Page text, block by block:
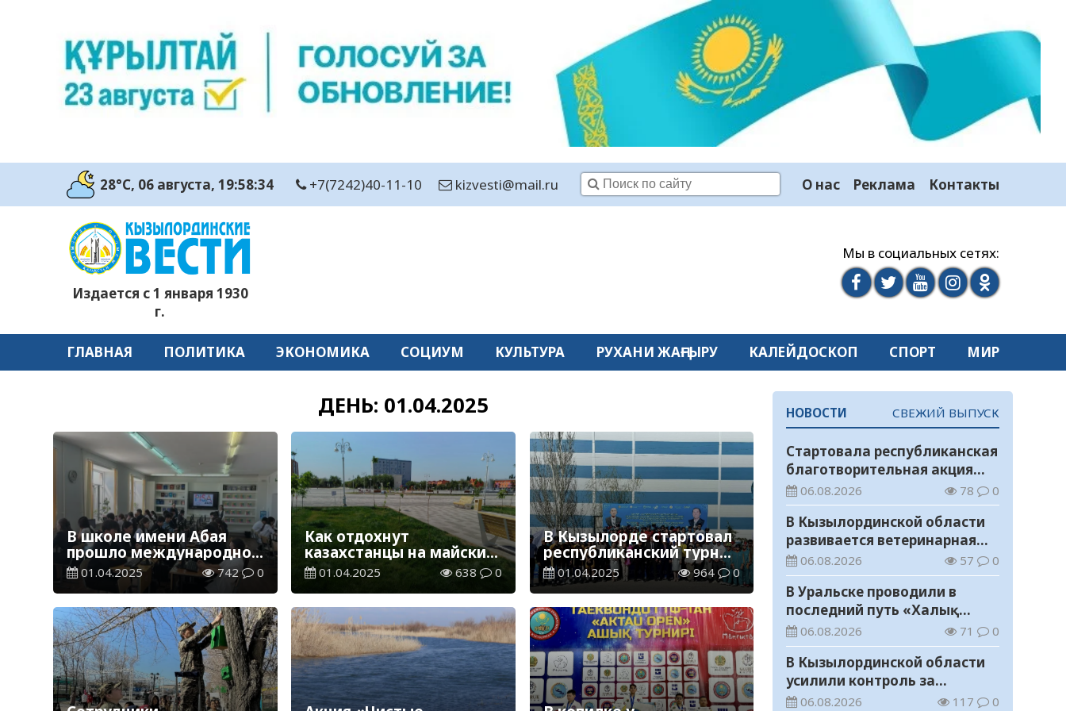
28°C, 06 августа, 19:58:35 +7(7242)40-11-10 kizvesti@mail.ru О нас Реклама Контакты
Издается с 1 января 1930
г.
Мы в социальных сетях:
ГЛАВНАЯ ПОЛИТИКА ЭКОНОМИКА СОЦИУМ КУЛЬТУРА РУХАНИ ЖАҢҒЫРУ КАЛЕЙДОСКОП СПОРТ МИР
ДЕНЬ: 01.04.2025
В школе имени Абая
прошло международное
исследование “PISA –
2025”
01.04.2025 742 0
Как отдохнут
казахстанцы на майские
праздники
01.04.2025 638 0
В Кызылорде стартовал
республиканский турнир
по велоспорту
01.04.2025 964 0
НОВОСТИ СВЕЖИЙ ВЫПУСК
Стартовала республиканская
благотворительная акция
«Дорога в школу»
06.08.2026 78 0
В Кызылординской области
развивается ветеринарная
отрасль
06.08.2026 57 0
В Уральске проводили в
последний путь «Халық
Қаһарманы» Ивана
Степановича Гапича
06.08.2026 71 0
В Кызылординской области
усилили контроль за
финансовой дисциплиной
06.08.2026 117 0